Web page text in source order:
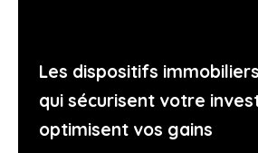
Les dispositifs
qui sécurisent votre
optimisent vos gains